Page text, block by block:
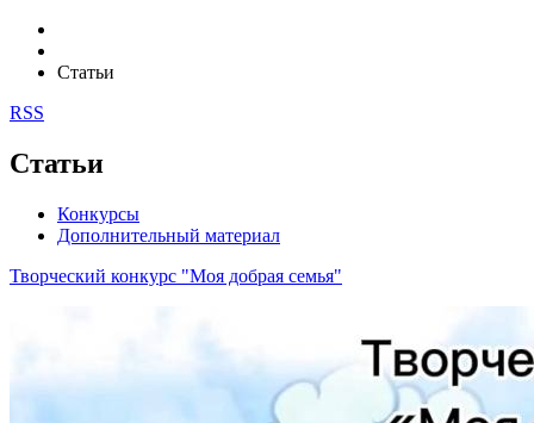
Статьи
RSS
Статьи
Конкурсы
Дополнительный материал
Творческий конкурс "Моя добрая семья"